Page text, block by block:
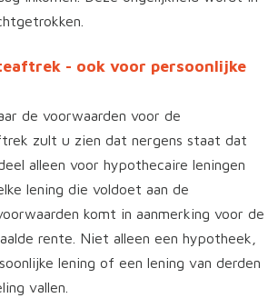
- ook voor persoonlijke
de voorwaarden voor de
zult u zien dat nergens staat dat
alleen voor hypothecaire leningen
lening die voldoet aan de
komt in aanmerking voor de
rente. Niet alleen een hypotheek,
lening of een lening van derden
vallen.